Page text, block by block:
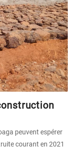
peuvent espérer
courant en 2021